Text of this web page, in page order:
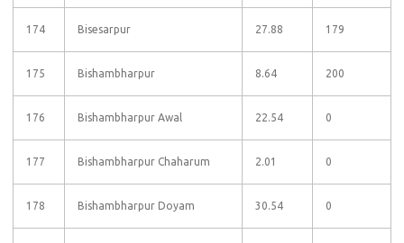
174 Bisesarpur 27.88 179
175 Bishambharpur 8.64 200
176 Bishambharpur Awal 22.54 0
177 Bishambharpur Chaharum 2.01 0
178 Bishambharpur Doyam 30.54 0